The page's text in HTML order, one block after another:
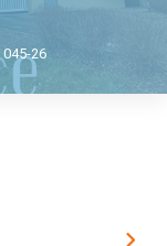
045-26